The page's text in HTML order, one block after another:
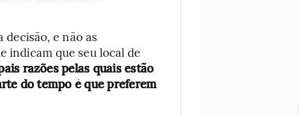
e não as
indicam que seu local de
razões pelas quais estão
do tempo é que preferem